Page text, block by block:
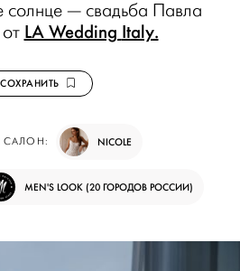
— свадьба Павла
LA Wedding Italy.
СОХРАНИТЬ
САЛОН: NICOLE
MEN'S LOOK (20 ГОРОДОВ РОССИИ)